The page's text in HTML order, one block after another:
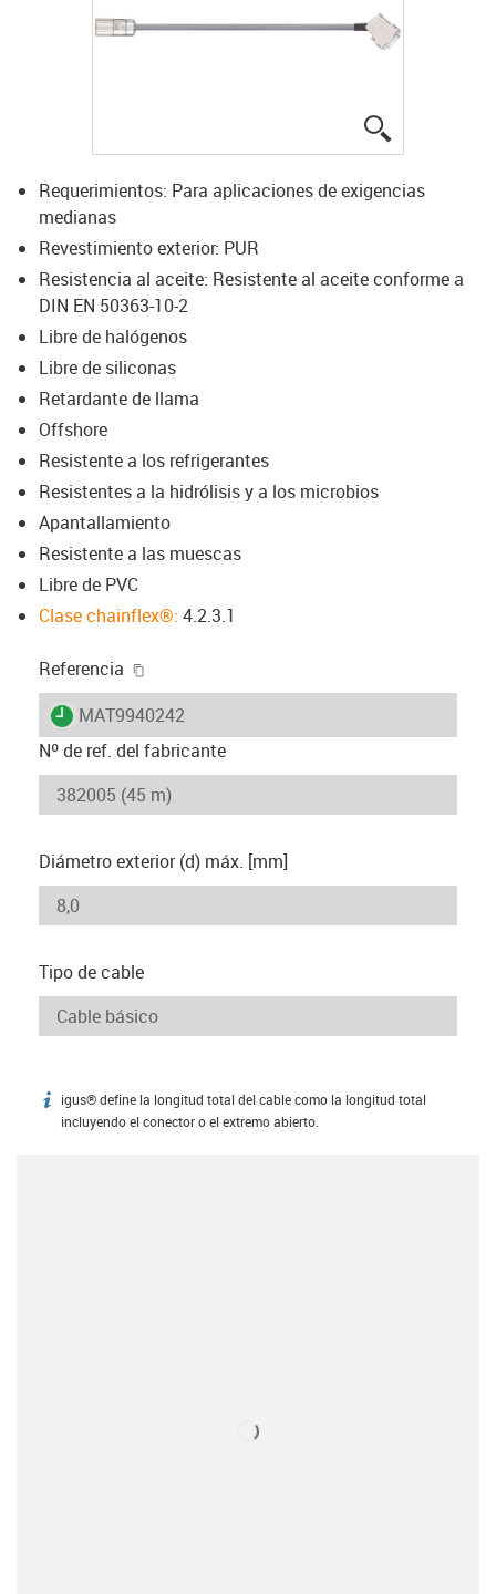
Requerimientos: Para aplicaciones de exigencias
medianas
Revestimiento exterior: PUR
Resistencia al aceite: Resistente al aceite conforme a
DIN EN 50363-10-2
Libre de halógenos
Libre de siliconas
Retardante de llama
Offshore
Resistente a los refrigerantes
Resistentes a la hidrólisis y a los microbios
Apantallamiento
Resistente a las muescas
Libre de PVC
Clase chainflex®: 4.2.3.1
Referencia
igus-icon-lieferzeit
MAT9940242
Nº de ref. del fabricante
Diámetro exterior (d) máx. [mm]
Tipo de cable
igus-icon-info
igus® define la longitud total del cable como la longitud total
incluyendo el conector o el extremo abierto.